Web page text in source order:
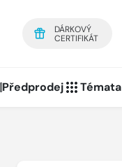
DÁRKOVÝ
CERTIFIKÁT
Předprodej Témata